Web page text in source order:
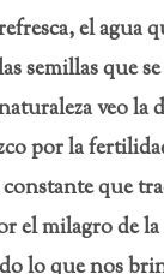
el agua
semillas que
veo la
por la
que
el milagro de